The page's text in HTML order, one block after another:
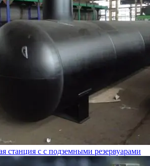
станция с с подземными резервуарами